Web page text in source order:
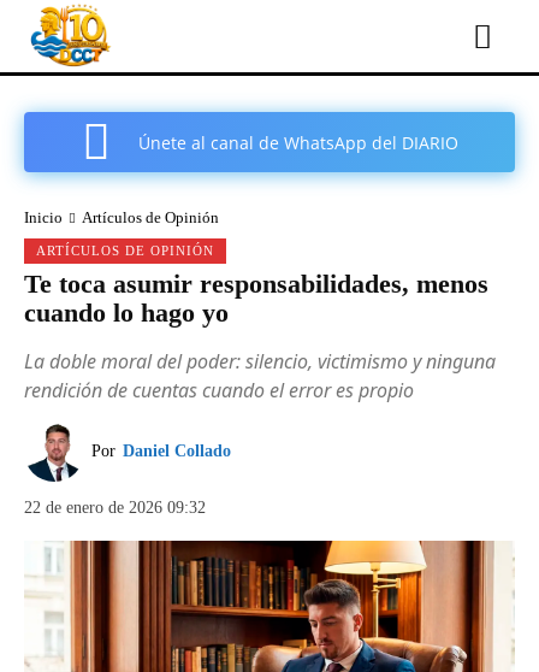
Únete al canal de WhatsApp del DIARIO
Inicio Artículos de Opinión
ARTÍCULOS DE OPINIÓN
Te toca asumir responsabilidades, menos
cuando lo hago yo
La doble moral del poder: silencio, victimismo y ninguna
rendición de cuentas cuando el error es propio
Por Daniel Collado
22 de enero de 2026 09:32